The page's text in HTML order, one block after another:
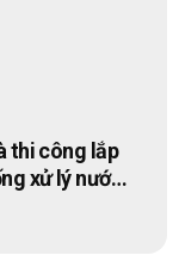
thi công lắp
xử lý nước